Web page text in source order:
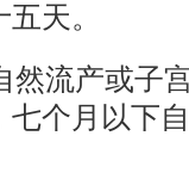
天。
然流产或子
个月以下